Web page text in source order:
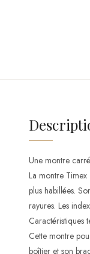
Une montre
La montre
plus habillées.
rayures. Les
Caractéristiques
Cette montre
boîtier et son